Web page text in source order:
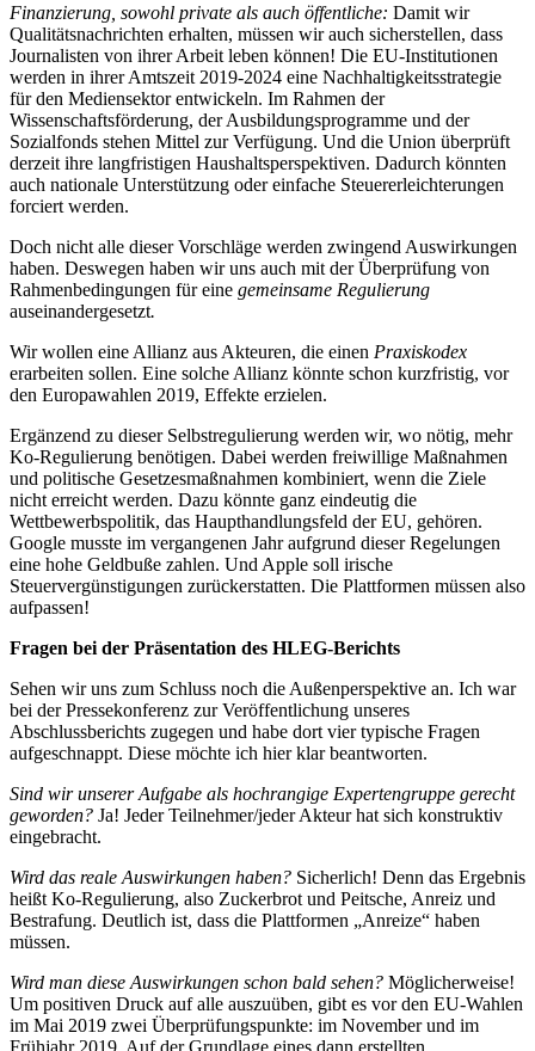
Finanzierung, sowohl private als auch öffentliche: Damit wir
Qualitätsnachrichten erhalten, müssen wir auch sicherstellen, dass
Journalisten von ihrer Arbeit leben können! Die EU-Institutionen
werden in ihrer Amtszeit 2019-2024 eine Nachhaltigkeitsstrategie
für den Mediensektor entwickeln. Im Rahmen der
Wissenschaftsförderung, der Ausbildungsprogramme und der
Sozialfonds stehen Mittel zur Verfügung. Und die Union überprüft
derzeit ihre langfristigen Haushaltsperspektiven. Dadurch könnten
auch nationale Unterstützung oder einfache Steuererleichterungen
forciert werden.
Doch nicht alle dieser Vorschläge werden zwingend Auswirkungen
haben. Deswegen haben wir uns auch mit der Überprüfung von
Rahmenbedingungen für eine gemeinsame Regulierung
auseinandergesetzt.
Wir wollen eine Allianz aus Akteuren, die einen Praxiskodex
erarbeiten sollen. Eine solche Allianz könnte schon kurzfristig, vor
den Europawahlen 2019, Effekte erzielen.
Ergänzend zu dieser Selbstregulierung werden wir, wo nötig, mehr
Ko-Regulierung benötigen. Dabei werden freiwillige Maßnahmen
und politische Gesetzesmaßnahmen kombiniert, wenn die Ziele
nicht erreicht werden. Dazu könnte ganz eindeutig die
Wettbewerbspolitik, das Haupthandlungsfeld der EU, gehören.
Google musste im vergangenen Jahr aufgrund dieser Regelungen
eine hohe Geldbuße zahlen. Und Apple soll irische
Steuervergünstigungen zurückerstatten. Die Plattformen müssen also
aufpassen!
Fragen bei der Präsentation des HLEG-Berichts
Sehen wir uns zum Schluss noch die Außenperspektive an. Ich war
bei der Pressekonferenz zur Veröffentlichung unseres
Abschlussberichts zugegen und habe dort vier typische Fragen
aufgeschnappt. Diese möchte ich hier klar beantworten.
Sind wir unserer Aufgabe als hochrangige Expertengruppe gerecht
geworden? Ja! Jeder Teilnehmer/jeder Akteur hat sich konstruktiv
eingebracht.
Wird das reale Auswirkungen haben? Sicherlich! Denn das Ergebnis
heißt Ko-Regulierung, also Zuckerbrot und Peitsche, Anreiz und
Bestrafung. Deutlich ist, dass die Plattformen „Anreize“ haben
müssen.
Wird man diese Auswirkungen schon bald sehen? Möglicherweise!
Um positiven Druck auf alle auszuüben, gibt es vor den EU-Wahlen
im Mai 2019 zwei Überprüfungspunkte: im November und im
Frühjahr 2019. Auf der Grundlage eines dann erstellten